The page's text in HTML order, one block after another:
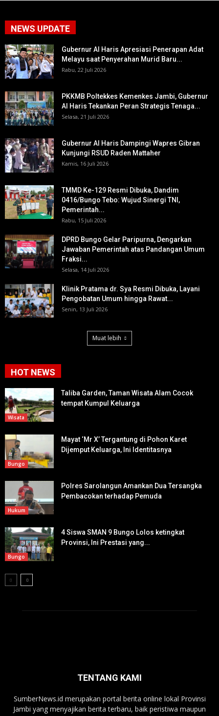
NEWS UPDATE
Gubernur Al Haris Apresiasi Penerapan Adat
Melayu saat Penyerahan Murid Baru...
Rabu, 22 Juli 2026
PKKMB Poltekkes Kemenkes Jambi, Gubernur
Al Haris Tekankan Peran Strategis Tenaga...
Selasa, 21 Juli 2026
Gubernur Al Haris Dampingi Wapres Gibran
Kunjungi RSUD Raden Mattaher
Kamis, 16 Juli 2026
TMMD Ke-129 Resmi Dibuka, Dandim
0416/Bungo Tebo: Wujud Sinergi TNI,
Pemerintah...
Rabu, 15 Juli 2026
DPRD Bungo Gelar Paripurna, Dengarkan
Jawaban Pemerintah atas Pandangan Umum
Fraksi...
Selasa, 14 Juli 2026
Klinik Pratama dr. Sya Resmi Dibuka, Layani
Pengobatan Umum hingga Rawat...
Senin, 13 Juli 2026
Muat lebih
HOT NEWS
Wisata
Taliba Garden, Taman Wisata Alam Cocok
tempat Kumpul Keluarga
Bungo
Mayat ‘Mr X’ Tergantung di Pohon Karet
Dijemput Keluarga, Ini Identitasnya
Hukum
Polres Sarolangun Amankan Dua Tersangka
Pembacokan terhadap Pemuda
Bungo
4 Siswa SMAN 9 Bungo Lolos ketingkat
Provinsi, Ini Prestasi yang...
TENTANG KAMI
SumberNews.id merupakan portal berita online lokal Provinsi
Jambi yang menyajikan berita terbaru, baik peristiwa maupun